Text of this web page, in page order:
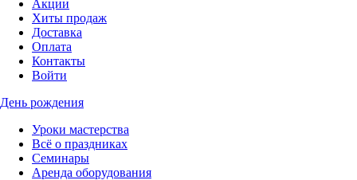
Акции
Хиты продаж
Доставка
Оплата
Контакты
Войти
День рождения
Уроки мастерства
Всё о праздниках
Семинары
Аренда оборудования